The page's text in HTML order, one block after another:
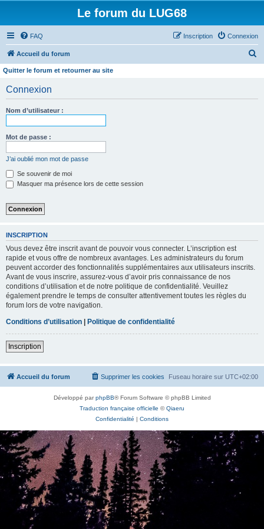
Le forum du LUG68
FAQ Connexion
Inscription
Accueil du forum
Quitter le forum et retourner au site
Connexion
Nom d’utilisateur :
Mot de passe :
J’ai oublié mon mot de passe
Se souvenir de moi
Masquer ma présence lors de cette session
INSCRIPTION
Vous devez être inscrit avant de pouvoir vous connecter. L’inscription est
rapide et vous offre de nombreux avantages. Les administrateurs du forum
peuvent accorder des fonctionnalités supplémentaires aux utilisateurs inscrits.
Avant de vous inscrire, assurez-vous d’avoir pris connaissance de nos
conditions d’utilisation et de notre politique de confidentialité. Veuillez
également prendre le temps de consulter attentivement toutes les règles du
forum lors de votre navigation.
Conditions d’utilisation
Politique de confidentialité
Inscription
Accueil du forum Fuseau horaire sur UTC+02:00
Supprimer les cookies
Développé parphpBB® Forum Software © phpBB Limited
Traduction française officielle ©Qiaeru
Confidentialité | Conditions